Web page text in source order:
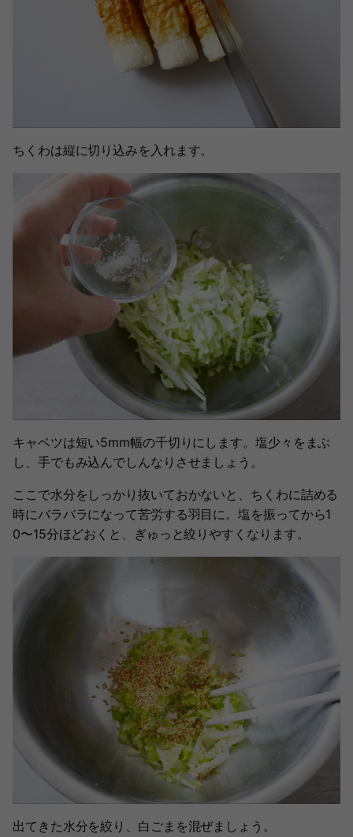
ちくわは縦に切り込みを入れます。
キャベツは短い5mm幅の千切りにします。塩少々をまぶ
し、手でもみ込んでしんなりさせましょう。
ここで水分をしっかり抜いておかないと、ちくわに詰める
時にバラバラになって苦労する羽目に。塩を振ってから1
0〜15分ほどおくと、ぎゅっと絞りやすくなります。
出てきた水分を絞り、白ごまを混ぜましょう。